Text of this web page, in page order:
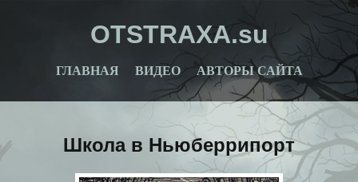
OTSTRAXA.su
ГЛАВНАЯ ВИДЕО АВТОРЫ САЙТА
Школа в Ньюберрипорт